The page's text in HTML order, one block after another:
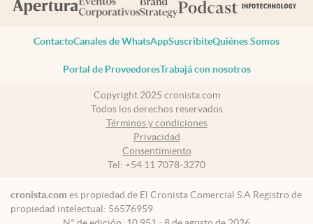
ContactoCanales de WhatsAppSuscribiteQuiénes Somos
Portal de ProveedoresTrabajá con nosotros
Copyright 2025 cronista.com
Todos los derechos reservados
Términos y condiciones
Privacidad
Consentimiento
Tel: +54 11 7078-3270
cronista.com es propiedad de El Cronista Comercial S.A Registro de
propiedad intelectual: 56576959